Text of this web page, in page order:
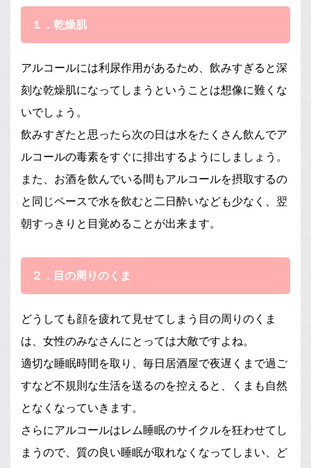
１．乾燥肌
アルコールには利尿作用があるため、飲みすぎると深
刻な乾燥肌になってしまうということは想像に難くな
いでしょう。
飲みすぎたと思ったら次の日は水をたくさん飲んでア
ルコールの毒素をすぐに排出するようにしましょう。
また、お酒を飲んでいる間もアルコールを摂取するの
と同じペースで水を飲むと二日酔いなども少なく、翌
朝すっきりと目覚めることが出来ます。
２．目の周りのくま
どうしても顔を疲れて見せてしまう目の周りのくま
は、女性のみなさんにとっては大敵ですよね。
適切な睡眠時間を取り、毎日居酒屋で夜遅くまで過ご
すなど不規則な生活を送るのを控えると、くまも自然
となくなっていきます。
さらにアルコールはレム睡眠のサイクルを狂わせてし
まうので、質の良い睡眠が取れなくなってしまい、ど